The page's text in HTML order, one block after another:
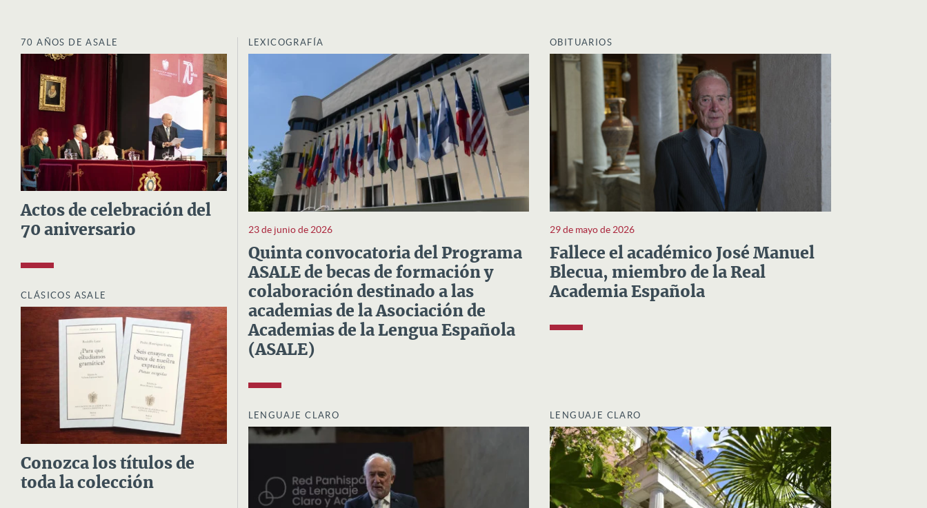
70 AÑOS DE ASALE
Actos de celebración del
70 aniversario
CLÁSICOS ASALE
Conozca los títulos de
toda la colección
LEXICOGRAFÍA
23 de junio de 2026
Quinta convocatoria del Programa
ASALE de becas de formación y
colaboración destinado a las
academias de la Asociación de
Academias de la Lengua Española
(ASALE)
OBITUARIOS
29 de mayo de 2026
Fallece el académico José Manuel
Blecua, miembro de la Real
Academia Española
LENGUAJE CLARO LENGUAJE CLARO